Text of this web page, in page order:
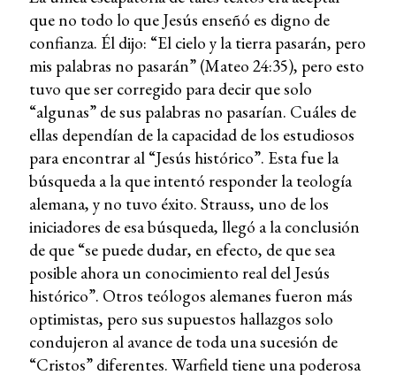
que no todo lo que Jesús enseñó es digno de
confianza. Él dijo: “El cielo y la tierra pasarán, pero
mis palabras no pasarán” (Mateo 24:35), pero esto
tuvo que ser corregido para decir que solo
“algunas” de sus palabras no pasarían. Cuáles de
ellas dependían de la capacidad de los estudiosos
para encontrar al “Jesús histórico”. Esta fue la
búsqueda a la que intentó responder la teología
alemana, y no tuvo éxito. Strauss, uno de los
iniciadores de esa búsqueda, llegó a la conclusión
de que “se puede dudar, en efecto, de que sea
posible ahora un conocimiento real del Jesús
histórico”. Otros teólogos alemanes fueron más
optimistas, pero sus supuestos hallazgos solo
condujeron al avance de toda una sucesión de
“Cristos” diferentes. Warfield tiene una poderosa